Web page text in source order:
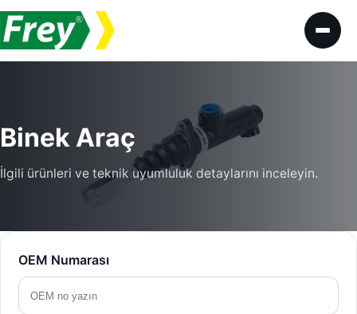
İçeriğe geç
Binek Araç
İlgili ürünleri ve teknik uyumluluk detaylarını inceleyin.
OEM Numarası